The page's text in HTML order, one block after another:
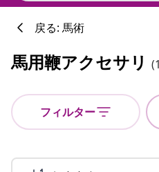
戻る: 馬術
馬用鞭アクセサリ
フィルター